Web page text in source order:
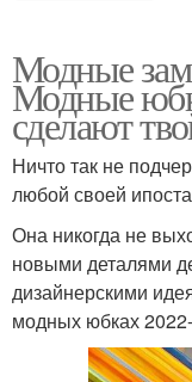
Модные
Модные
сделают
Ничто так не
любой своей
Она никогда не
новыми деталями
дизайнерскими
модных юбках